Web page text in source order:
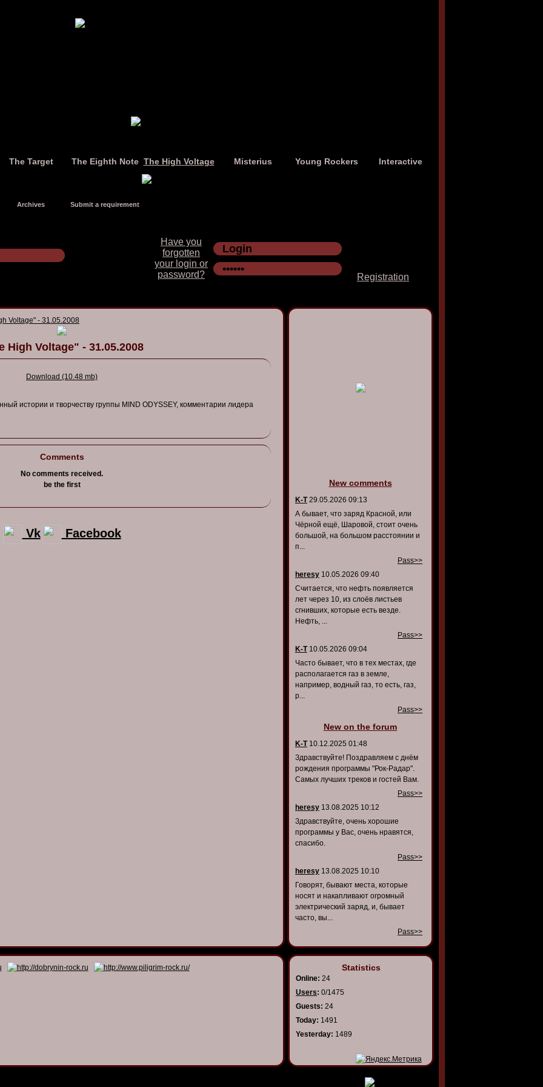
The Target The Eighth Note The High Voltage Misterius Young Rockers Interactive
Archives Submit a requirement
Have you
forgotten
your login or
password?
Registration
Voltage" - 31.05.2008
High Voltage" - 31.05.2008
Download (10.48 mb)
истории и творчеству группы MIND ODYSSEY, комментарии лидера
Comments
No comments received.
be the first
Vk Facebook
New comments
K-T29.05.2026 09:13
А бывает, что заряд Красной, или
Чёрной ещё, Шаровой, стоит очень
большой, на большом расстоянии и
п...
Pass>>
heresy 10.05.2026 09:40
Считается, что нефть появляется
лет через 10, из слоёв листьев
сгнивших, которые есть везде.
Нефть, ...
Pass>>
K-T10.05.2026 09:04
Часто бывает, что в тех местах, где
располагается газ в земле,
например, водный газ, то есть, газ,
р...
Pass>>
New on the forum
K-T10.12.2025 01:48
Здравствуйте! Поздравляем с днём
рождения программы "Рок-Радар".
Самых лучших треков и гостей Вам.
Pass>>
heresy 13.08.2025 10:12
Здравствуйте, очень хорошие
программы у Вас, очень нравятся,
спасибо.
Pass>>
heresy 13.08.2025 10:10
Говорят, бывают места, которые
носят и накапливают огромный
электрический заряд, и, бывает
часто, вы...
Pass>>
Statistics
Online: 24
Users: 0/1475
Guests: 24
Today: 1491
Yesterday: 1489